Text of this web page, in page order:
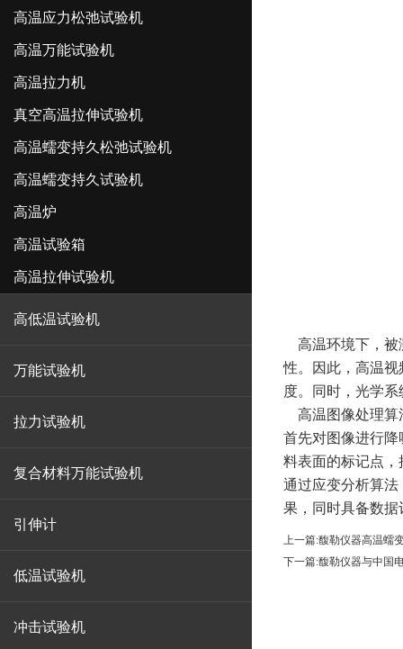
高温应力松弛试验机
高温万能试验机
高温拉力机
真空高温拉伸试验机
高温蠕变持久松弛试验机
高温蠕变持久试验机
高温炉
高温试验箱
高温拉伸试验机
高低温试验机
万能试验机
拉力试验机
复合材料万能试验机
引伸计
低温试验机
冲击试验机
高温环境下，被
性。因此， 高温视
度。同时，光学
高温图像处理算
首先对图像进行
料表面的标记点
通过应变分析算
果，同时具备数
上一篇:馥勒仪器高温蠕
下一篇:馥勒仪器与中国